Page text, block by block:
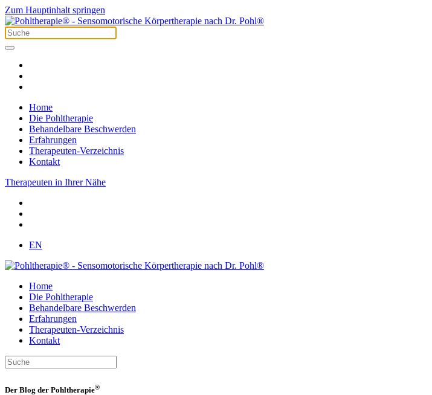
Zum Hauptinhalt springen
Home
Die Pohltherapie
Behandelbare Beschwerden
Erfahrungen
Therapeuten-Verzeichnis
Kontakt
Therapeuten in Ihrer Nähe
EN
Home
Die Pohltherapie
Behandelbare Beschwerden
Erfahrungen
Therapeuten-Verzeichnis
Kontakt
Der Blog der Pohltherapie®